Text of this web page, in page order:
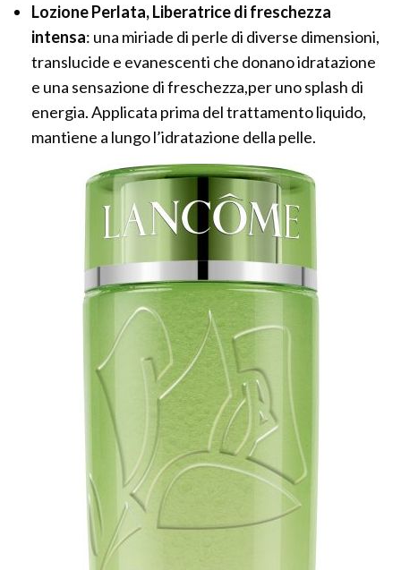
Lozione Perlata, Liberatrice di freschezza
intensa: una miriade di perle di diverse dimensioni,
translucide e evanescenti che donano idratazione
e una sensazione di freschezza,per uno splash di
energia. Applicata prima del trattamento liquido,
mantiene a lungo l’idratazione della pelle.